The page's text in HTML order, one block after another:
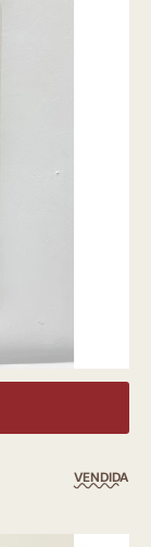
VENDIDA